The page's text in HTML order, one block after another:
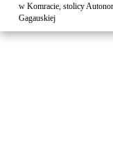
w Komracie, stolicy
Gagauskiej